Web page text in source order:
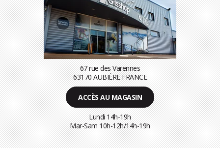
67 rue des Varennes
63170 AUBIÈRE FRANCE
ACCÈS AU MAGASIN
Lundi 14h-19h
Mar-Sam 10h-12h/14h-19h